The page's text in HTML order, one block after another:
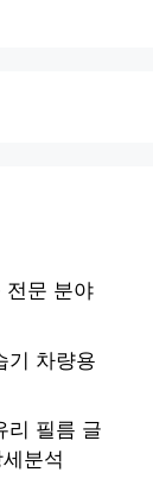
전문 분야
기 차량용
리 필름 글
분석